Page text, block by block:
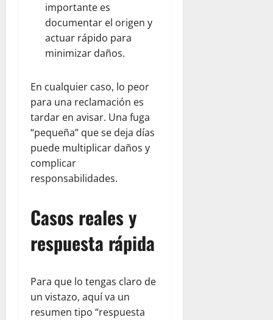
importante es
documentar el origen y
actuar rápido para
minimizar daños.
En cualquier caso, lo peor
para una reclamación es
tardar en avisar. Una fuga
“pequeña” que se deja días
puede multiplicar daños y
complicar
responsabilidades.
Casos reales y
respuesta rápida
Para que lo tengas claro de
un vistazo, aquí va un
resumen tipo “respuesta